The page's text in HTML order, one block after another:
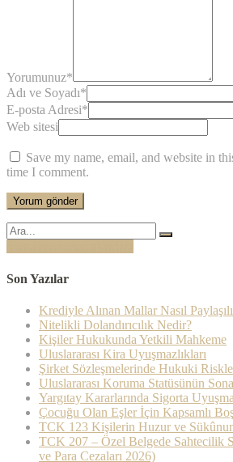
Yorumunuz*
Adı ve Soyadı*
E-posta Adresi*
Web sitesi
Save my name, email, and website in
time I comment.
Şunu
ara:
Son Yazılar
Krediyle Alınan Mallar Nasıl
Nitelikli Dolandırıcılık Nedir?
Kişiler Hukukunda Yetkili Mahkeme
Uluslararası Kira Uyuşmazlıkları
Şirket Sözleşmelerinde Hukuki
Uluslararası Koruma Statüsünün
Yargıtay Kararlarında Sigorta
Çocuğu Olan Eşler İçin Kapsamlı
TCK 123 Kişilerin Huzur ve
TCK 207 – Özel Belgede Sahtecilik
ve Para Cezaları 2026)